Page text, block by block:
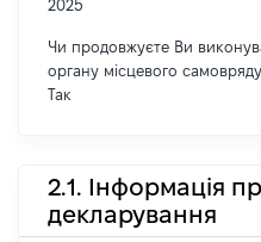
2025
Чи продовжуєте Ви
органу місцевого
Так
2.1. Інформація
декларування